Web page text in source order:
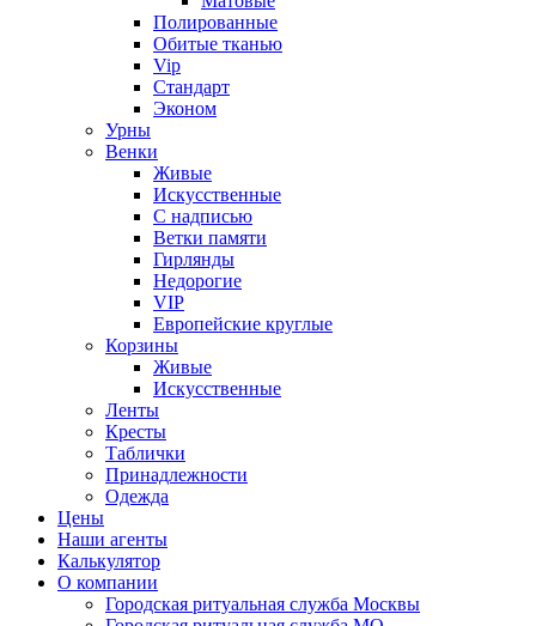
Полированные
Обитые тканью
Vip
Стандарт
Эконом
Урны
Венки
Живые
Искусственные
С надписью
Ветки памяти
Гирлянды
Недорогие
VIP
Европейские круглые
Корзины
Живые
Искусственные
Ленты
Кресты
Таблички
Принадлежности
Одежда
Цены
Наши агенты
Калькулятор
О компании
Городская ритуальная служба Москвы